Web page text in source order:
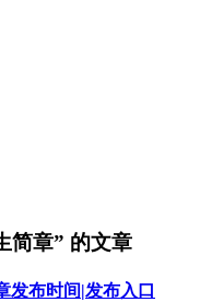
简章” 的文章
发布时间|发布入口